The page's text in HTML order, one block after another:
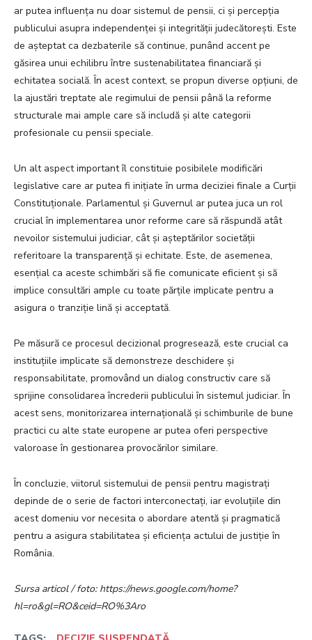
ar putea influența nu doar sistemul de pensii, ci și percepția
publicului asupra independenței și integrității judecătorești. Este
de așteptat ca dezbaterile să continue, punând accent pe
găsirea unui echilibru între sustenabilitatea financiară și
echitatea socială. În acest context, se propun diverse opțiuni, de
la ajustări treptate ale regimului de pensii până la reforme
structurale mai ample care să includă și alte categorii
profesionale cu pensii speciale.
Un alt aspect important îl constituie posibilele modificări
legislative care ar putea fi inițiate în urma deciziei finale a Curții
Constituționale. Parlamentul și Guvernul ar putea juca un rol
crucial în implementarea unor reforme care să răspundă atât
nevoilor sistemului judiciar, cât și așteptărilor societății
referitoare la transparență și echitate. Este, de asemenea,
esențial ca aceste schimbări să fie comunicate eficient și să
implice consultări ample cu toate părțile implicate pentru a
asigura o tranziție lină și acceptată.
Pe măsură ce procesul decizional progresează, este crucial ca
instituțiile implicate să demonstreze deschidere și
responsabilitate, promovând un dialog constructiv care să
sprijine consolidarea încrederii publicului în sistemul judiciar. În
acest sens, monitorizarea internațională și schimburile de bune
practici cu alte state europene ar putea oferi perspective
valoroase în gestionarea provocărilor similare.
În concluzie, viitorul sistemului de pensii pentru magistrați
depinde de o serie de factori interconectați, iar evoluțiile din
acest domeniu vor necesita o abordare atentă și pragmatică
pentru a asigura stabilitatea și eficiența actului de justiție în
România.
Sursa articol / foto: https://news.google.com/home?
hl=ro&gl=RO&ceid=RO%3Aro